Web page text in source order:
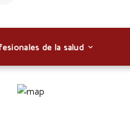
de la salud